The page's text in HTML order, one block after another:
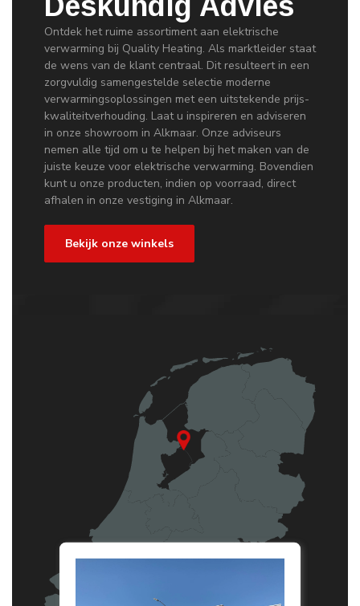
Ontdek het ruime assortiment aan elektrische
verwarming bij Quality Heating. Als marktleider staat
de wens van de klant centraal. Dit resulteert in een
zorgvuldig samengestelde selectie moderne
verwarmingsoplossingen met een uitstekende prijs-
kwaliteitverhouding. Laat u inspireren en adviseren
in onze showroom in Alkmaar. Onze adviseurs
nemen alle tijd om u te helpen bij het maken van de
juiste keuze voor elektrische verwarming. Bovendien
kunt u onze producten, indien op voorraad, direct
afhalen in onze vestiging in Alkmaar.
Bekijk onze winkels